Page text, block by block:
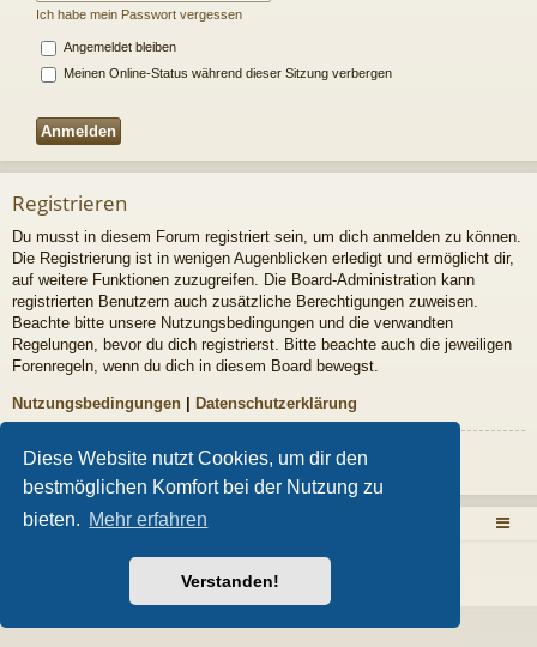
Diese Website nutzt Cookies, um dir den
bestmöglichen Komfort bei der Nutzung zu
bieten. Mehr erfahren
Verstanden!
Ich habe mein Passwort vergessen
Angemeldet bleiben
Meinen Online-Status während dieser Sitzung verbergen
Registrieren
Du musst in diesem Forum registriert sein, um dich anmelden zu können.
Die Registrierung ist in wenigen Augenblicken erledigt und ermöglicht dir,
auf weitere Funktionen zuzugreifen. Die Board-Administration kann
registrierten Benutzern auch zusätzliche Berechtigungen zuweisen.
Beachte bitte unsere Nutzungsbedingungen und die verwandten
Regelungen, bevor du dich registrierst. Bitte beachte auch die jeweiligen
Forenregeln, wenn du dich in diesem Board bewegst.
Nutzungsbedingungen Datenschutzerklärung
Registrieren
Zurück zur Homepage Foren-Übersicht
Powered byphpBB® Forum Software © phpBB Limited
Arty
- Aktualisieren phpBB 3.2 von MrGaby
Deutsche Übersetzung durch